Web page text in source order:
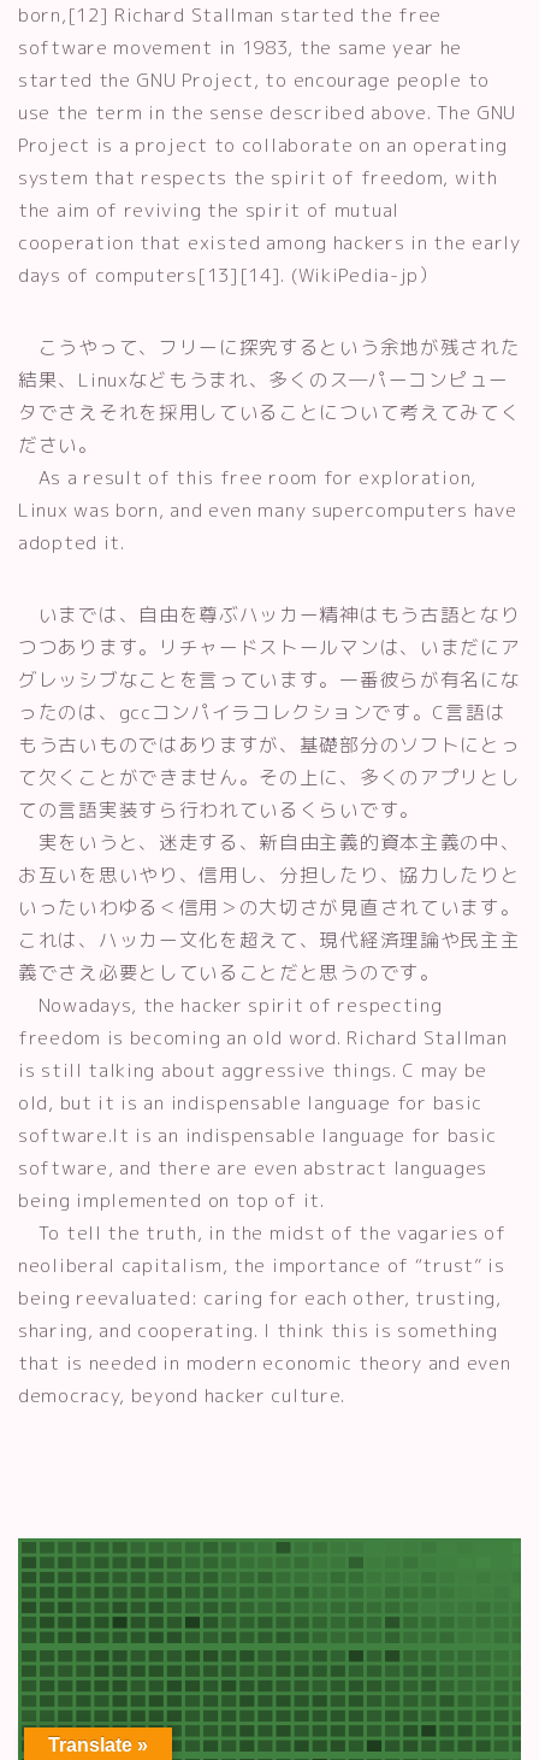
born,[12] Richard Stallman started the free
software movement in 1983, the same year he
started the GNU Project, to encourage people to
use the term in the sense described above. The GNU
Project is a project to collaborate on an operating
system that respects the spirit of freedom, with
the aim of reviving the spirit of mutual
cooperation that existed among hackers in the early
days of computers[13][14]. (WikiPedia-jp）
こうやって、フリーに探究するという余地が残された
結果、Linuxなどもうまれ、多くのス―パーコンピュー
タでさえそれを採用していることについて考えてみてく
ださい。
As a result of this free room for exploration,
Linux was born, and even many supercomputers have
adopted it.
いまでは、自由を尊ぶハッカー精神はもう古語となり
つつあります。リチャードストールマンは、いまだにア
グレッシブなことを言っています。一番彼らが有名にな
ったのは、gccコンパイラコレクションです。C言語は
もう古いものではありますが、基礎部分のソフトにとっ
て欠くことができません。その上に、多くのアプリとし
ての言語実装すら行われているくらいです。
実をいうと、迷走する、新自由主義的資本主義の中、
お互いを思いやり、信用し、分担したり、協力したりと
いったいわゆる＜信用＞の大切さが見直されています。
これは、ハッカー文化を超えて、現代経済理論や民主主
義でさえ必要としていることだと思うのです。
Nowadays, the hacker spirit of respecting
freedom is becoming an old word. Richard Stallman
is still talking about aggressive things. C may be
old, but it is an indispensable language for basic
software.It is an indispensable language for basic
software, and there are even abstract languages
being implemented on top of it.
To tell the truth, in the midst of the vagaries of
neoliberal capitalism, the importance of “trust” is
being reevaluated: caring for each other, trusting,
sharing, and cooperating. I think this is something
that is needed in modern economic theory and even
democracy, beyond hacker culture.
Translate »